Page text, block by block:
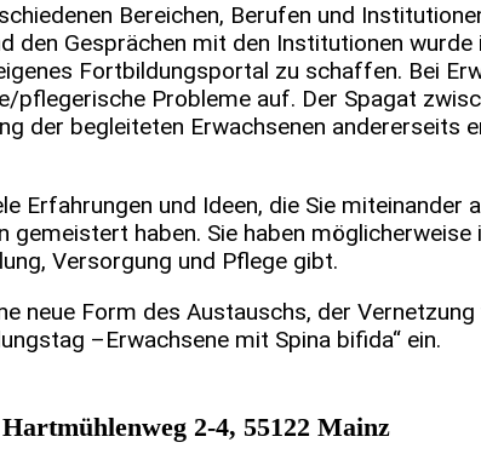
Bereichen, Berufen und
den Gesprächen mit den Institutionen
Fortbildungsportal zu schaffen. Bei
pflegerische Probleme auf. Der Spagat
der begleiteten Erwachsenen andererseits
Erfahrungen und Ideen, die Sie
gemeistert haben. Sie haben
Versorgung und Pflege gibt.
neue Form des Austauschs, der
–Erwachsene mit Spina bifida“ ein.
2-4, 55122 Mainz